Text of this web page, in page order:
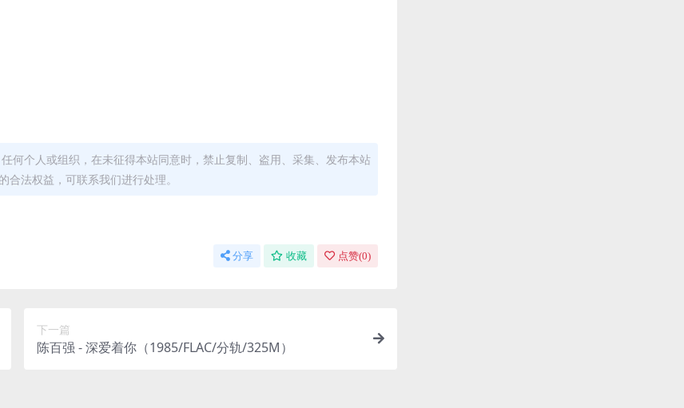
何个人或组织，在未征得本站同意时，禁止复制、盗用、采集、发布本站
法权益，可联系我们进行处理。
分享 收藏 点赞(0)
下一篇
陈百强 - 深爱着你（1985/FLAC/分轨/325M）